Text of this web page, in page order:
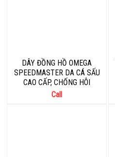
DÂY ĐỒNG HỒ OMEGA
SPEEDMASTER DA CÁ SẤU
CAO CẤP, CHỐNG HÔI
Call